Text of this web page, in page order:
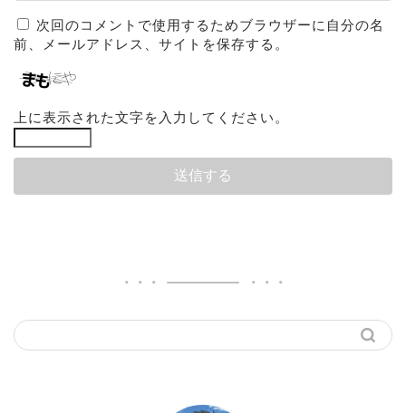
次回のコメントで使用するためブラウザーに自分の名
前、メールアドレス、サイトを保存する。
上に表示された文字を入力してください。